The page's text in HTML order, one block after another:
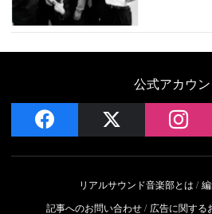
公式アカウン
facebook
リアルサウンド音楽部とは
記事へのお問い合わせ
広告に関する